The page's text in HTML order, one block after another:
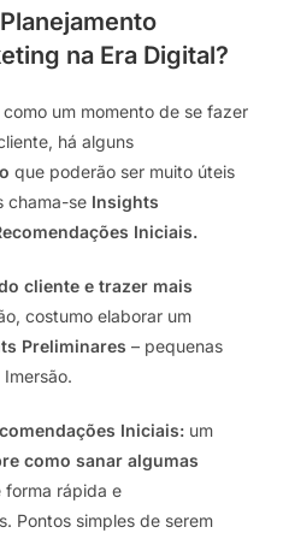
na Era Digital?
como um momento de se fazer
há alguns
que poderão ser muito úteis
chama-se Insights
Iniciais.
cliente e trazer mais
costumo elaborar um
Preliminares – pequenas
Iniciais: um
como sanar algumas
forma rápida e
Pontos simples de serem